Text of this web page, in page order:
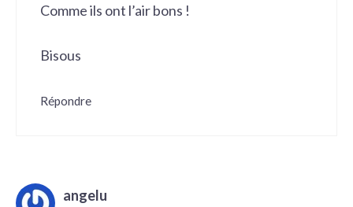
Comme ils ont l’air bons !
Bisous
Répondre
angelu